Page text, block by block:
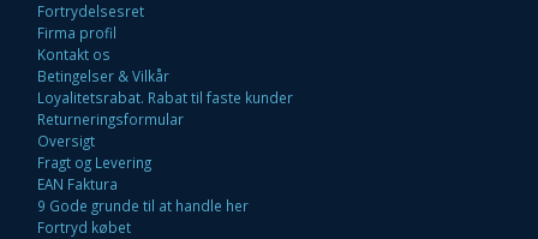
Fortrydelsesret
Firma profil
Kontakt os
Betingelser & Vilkår
Loyalitetsrabat. Rabat til faste kunder
Returneringsformular
Oversigt
Fragt og Levering
EAN Faktura
9 Gode grunde til at handle her
Fortryd købet